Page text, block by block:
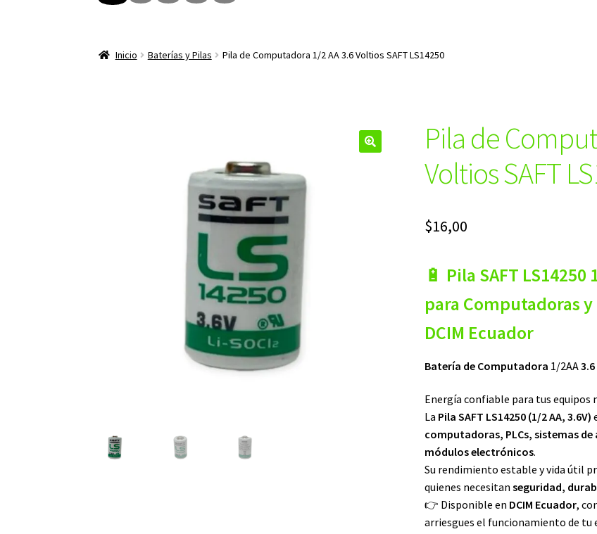
Inicio Baterías y Pilas Pila de Computadora 1/2 AA 3.6 Voltios SAFT LS14250
Pila de
Voltios SAFT
$16,00
🔋 Pila SAFT
para Computadoras
DCIM Ecuador
Batería de Computadora 1/2AA3.6
Energía confiable para tus equipos
La Pila SAFT LS14250 (1/2 AA, 3.6V)
computadoras, PLCs, sistemas
módulos electrónicos.
Su rendimiento estable y vida útil
quienes necesitan seguridad,
👉 Disponible en DCIM Ecuador,
arriesgues el funcionamiento de tu